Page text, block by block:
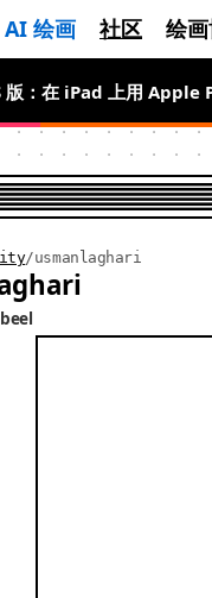
AI 绘画 社区 绘
版：在 iPad 上用 Apple
/usmanlaghari